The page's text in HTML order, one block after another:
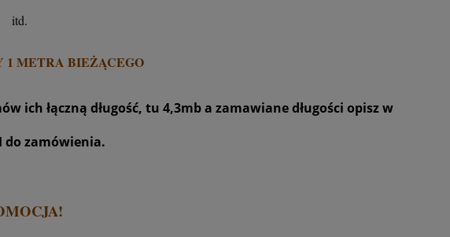
itd.
1 METRA BIEŻĄCEGO
ich łączną długość, tu 4,3mb a zamawiane długości opisz w
do zamówienia.